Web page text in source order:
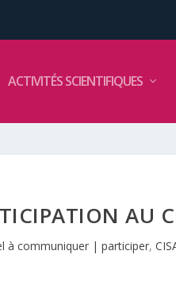
ACTIVITÉS SCIENTIFIQUES
AU
à communiquer | participer,